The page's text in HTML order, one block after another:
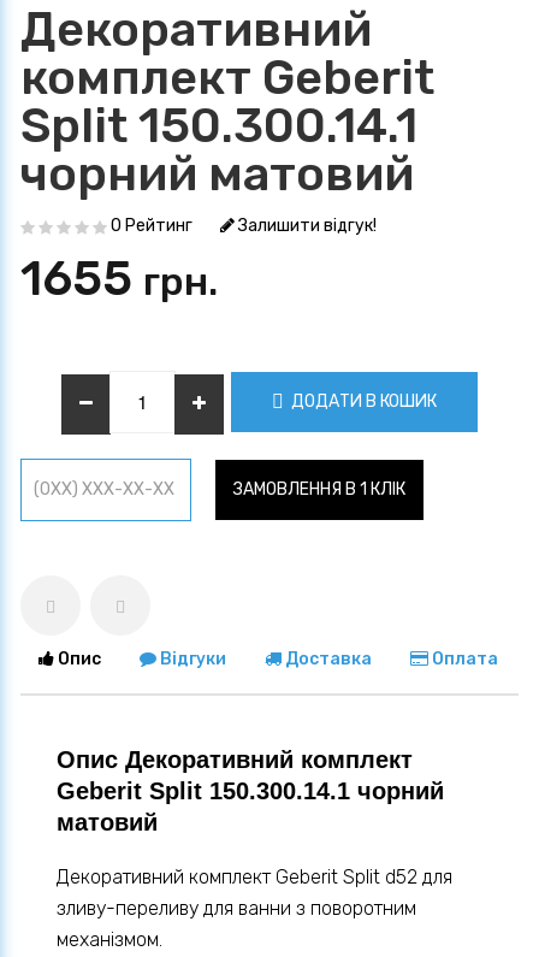
Декоративний
комплект Geberit
Split 150.300.14.1
чорний матовий
0 Рейтинг Залишити відгук!
1655 грн.
ДОДАТИ В КОШИК
ЗАМОВЛЕННЯ В 1 КЛІК
Опис Відгуки Доставка Оплата
Опис Декоративний комплект
Geberit Split 150.300.14.1 чорний
матовий
Декоративний комплект Geberit Split d52 для
зливу-переливу для ванни з поворотним
механізмом.